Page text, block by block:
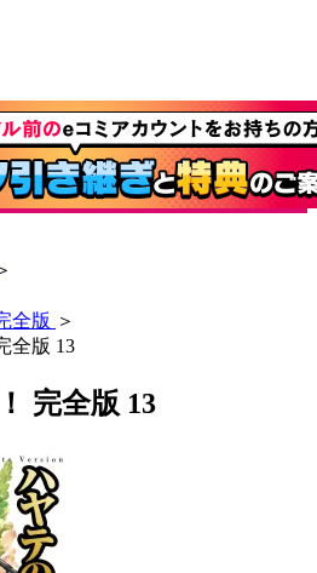
全版 ＞
全版 13
完全版 13